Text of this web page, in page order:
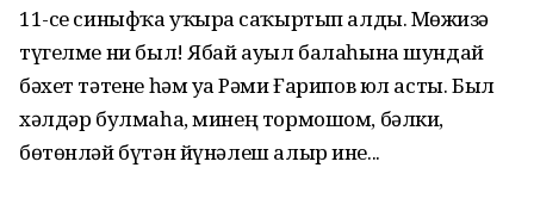
11-се синыфҡа уҡырға саҡыртып алды. Мөғжизә
түгелме ни был! Ябай ауыл балаһына шундай
бәхет тәтене һәм уға Рәми Ғарипов юл асты. Был
хәлдәр булмаһа, минең тормошом, бәлки,
бөтөнләй бүтән йүнәлеш алыр ине...